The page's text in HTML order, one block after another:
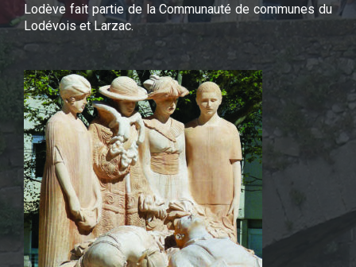
Lodève fait partie de la Communauté de communes du
Lodévois et Larzac.